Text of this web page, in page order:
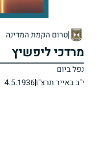
טרום הקמת המדינה
מרדכי ליפשיץ
נפל ביום
י"ב באייר תרצ"ו4.5.1936